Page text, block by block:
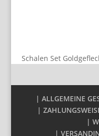
Schalen Set
| ALLGEMEINE
|
|
|